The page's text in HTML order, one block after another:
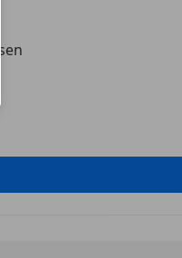
begrenzungsanlage